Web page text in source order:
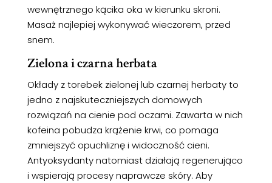
wewnętrznego kącika oka w kierunku skroni.
Masaż najlepiej wykonywać wieczorem, przed
snem.
Zielona i czarna herbata
Okłady z torebek zielonej lub czarnej herbaty to
jedno z najskuteczniejszych domowych
rozwiązań na cienie pod oczami. Zawarta w nich
kofeina pobudza krążenie krwi, co pomaga
zmniejszyć opuchliznę i widoczność cieni.
Antyoksydanty natomiast działają regenerująco
i wspierają procesy naprawcze skóry. Aby